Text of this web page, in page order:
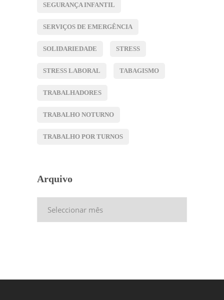
SEGURANÇA INFANTIL
SERVIÇOS DE EMERGÊNCIA
SOLIDARIEDADE STRESS
STRESS LABORAL TABAGISMO
TRABALHADORES
TRABALHO NOTURNO
TRABALHO POR TURNOS
Arquivo